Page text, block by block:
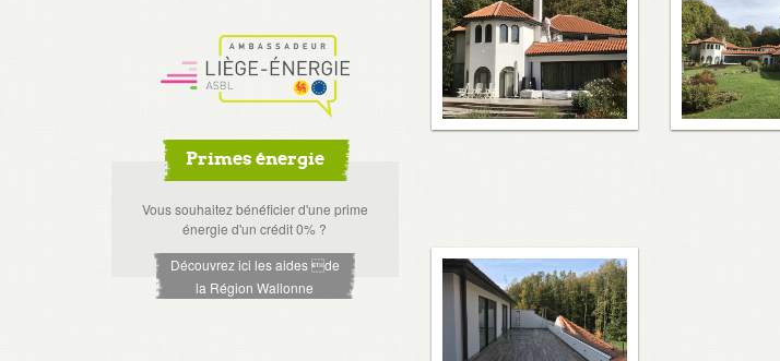
Primes énergie
Vous souhaitez bénéficier d'une prime
énergie d'un crédit 0% ?
Découvrez ici les aides de
la Région Wallonne